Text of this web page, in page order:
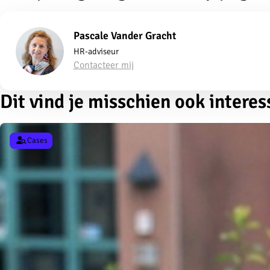
Pascale Vander Gracht
HR-adviseur
Contacteer mij
Dit vind je misschien ook
Cases